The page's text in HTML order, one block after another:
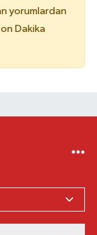
yorumlardan
Dakika